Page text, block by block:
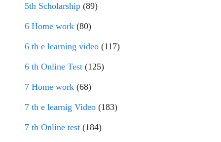
5th Scholarship (89)
6 Home work (80)
6 th e learning video (117)
6 th Online Test (125)
7 Home work (68)
7 th e learnig Video (183)
7 th Online test (184)